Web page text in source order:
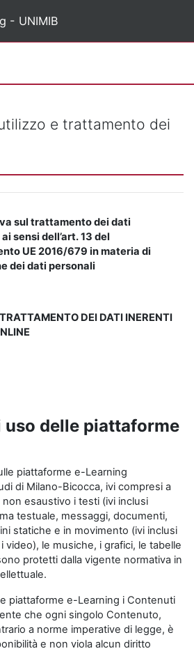
- UNIMIB
e trattamento dei
sul trattamento dei dati
sensi dell’art. 13 del
UE 2016/679 in materia di
dei dati personali
DEI DATI INERENTI
delle piattaforme
piattaforme e-Learning
di Milano-Bicocca, ivi compresi a
esaustivo i testi (ivi inclusi
testuale, messaggi, documenti,
statiche e in movimento (ivi inclusi
video), le musiche, i grafici, le tabelle
protetti dalla vigente normativa in
piattaforme e-Learning i Contenuti
che ogni singolo Contenuto,
a norme imperative di legge, è
e non viola alcun diritto